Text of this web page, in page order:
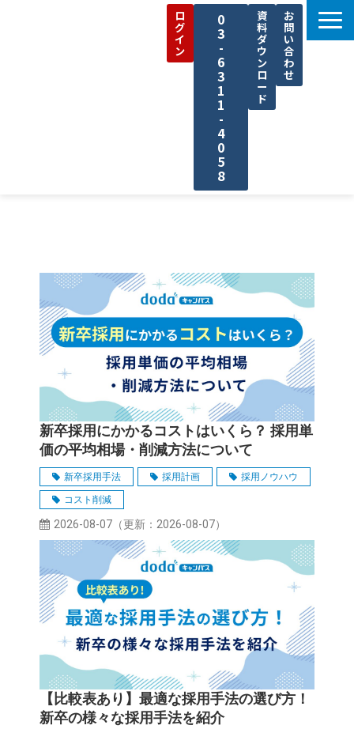
ロ
グ
イ
ン
0
3
-
6
3
1
1
-
4
0
5
8
資
料
ダ
ウ
ン
ロ
ー
ド
お
問
い
合
わ
せ
お役立ち資料
セミナー
コラム
よくあるご質問
新卒採用にかかるコストはいくら？ 採用単
価の平均相場・削減方法について
新卒採用手法 採用計画 採用ノウハウ
コスト削減
2026-08-07 （更新： 2026-08-07）
【比較表あり】最適な採用手法の選び方！
新卒の様々な採用手法を紹介